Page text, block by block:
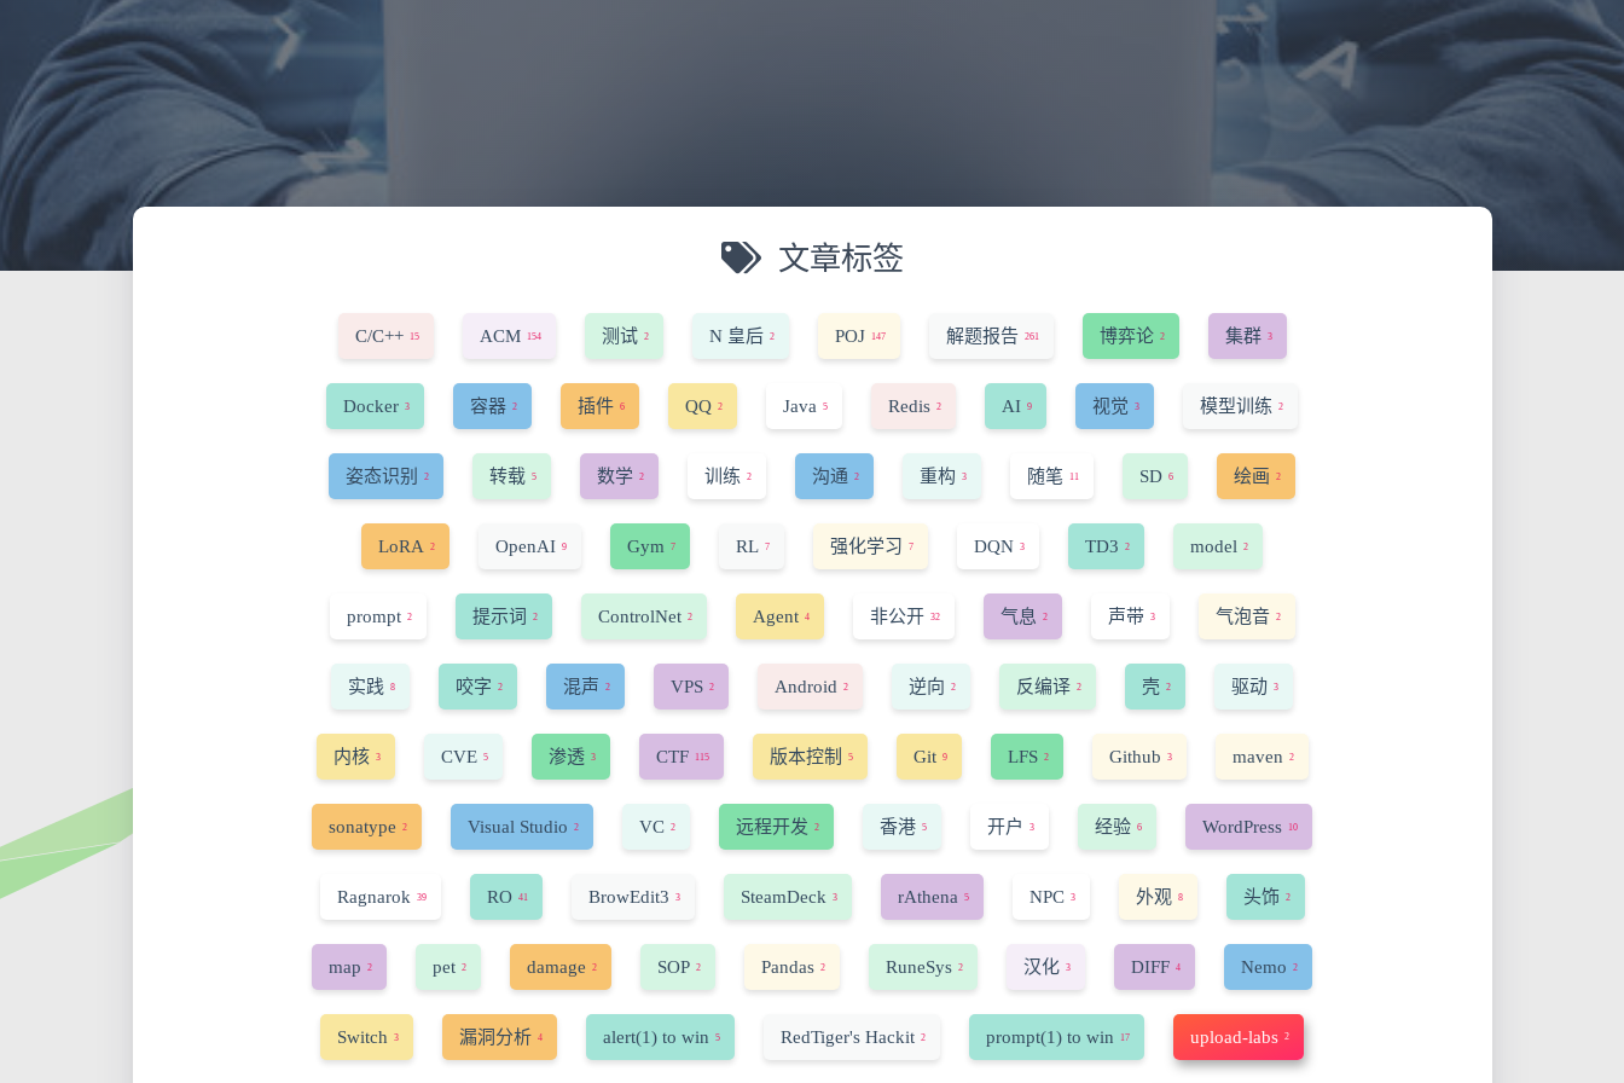
文章标签
C/C++ 15 ACM 154 测试 2 N 皇后 2 POJ 147 解题报告 261 博弈论 2 集群 3
Docker 3 容器 2 插件 6 QQ 2 Java 5 Redis 2 AI 9 视觉 3 模型训练 2
姿态识别 2 转载 5 数学 2 训练 2 沟通 2 重构 3 随笔 11 SD 6 绘画 2
LoRA 2 OpenAI 9 Gym 7 RL 7 强化学习 7 DQN 3 TD3 2 model 2
prompt 2 提示词 2 ControlNet 2 Agent 4 非公开 32 气息 2 声带 3 气泡音 2
实践 8 咬字 2 混声 2 VPS 2 Android 2 逆向 2 反编译 2 壳 2 驱动 3
内核 3 CVE 5 渗透 3 CTF 115 版本控制 5 Git 9 LFS 2 Github 3 maven 2
sonatype 2 Visual Studio 2 VC 2 远程开发 2 香港 5 开户 3 经验 6 WordPress 10
Ragnarok 39 RO 41 BrowEdit3 3 SteamDeck 3 rAthena 5 NPC 3 外观 8 头饰 2
map 2 pet 2 damage 2 SOP 2 Pandas 2 RuneSys 2 汉化 3 DIFF 4 Nemo 2
Switch 3 漏洞分析 4 alert(1) to win 5 RedTiger's Hackit 2 prompt(1) to win 17 upload-labs 2